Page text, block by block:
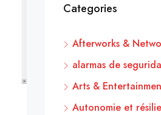
Categories
Afterworks &
alarmas de
Arts &
Autonomie et